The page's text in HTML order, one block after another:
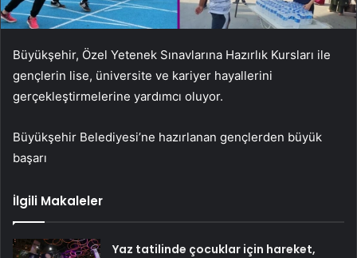
Büyükşehir, Özel Yetenek Sınavlarına Hazırlık Kursları ile
gençlerin lise, üniversite ve kariyer hayallerini
gerçekleştirmelerine yardımcı oluyor.
Büyükşehir Belediyesi’ne hazırlanan gençlerden büyük
başarı
İlgili Makaleler
Yaz tatilinde çocuklar için hareket,